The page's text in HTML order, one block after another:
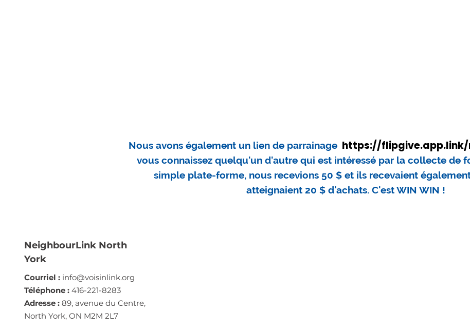
Nous avons également un lien de parrainage https://flipgive.app.link/
vous connaissez quelqu'un d'autre qui est intéressé par la collecte de
simple plate-forme, nous recevions 50 $ et ils recevaient
atteignaient 20 $ d'achats. C'est WIN WIN !
NeighbourLink North
York
Courriel : info@voisinlink.org
Téléphone : 416-221-8283
Adresse : 89, avenue du Centre,
North York, ON M2M 2L7